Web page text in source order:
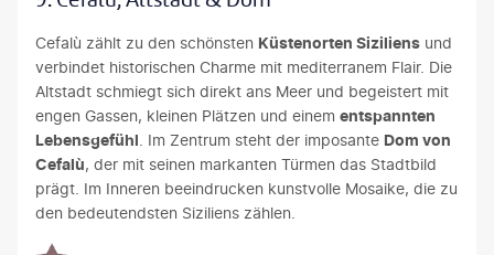
Cefalù zählt zu den schönsten Küstenorten Siziliens und
verbindet historischen Charme mit mediterranem Flair. Die
Altstadt schmiegt sich direkt ans Meer und begeistert mit
engen Gassen, kleinen Plätzen und einem entspannten
Lebensgefühl . Im Zentrum steht der imposante Dom von
Cefalù, der mit seinen markanten Türmen das Stadtbild
prägt. Im Inneren beeindrucken kunstvolle Mosaike, die zu
den bedeutendsten Siziliens zählen.